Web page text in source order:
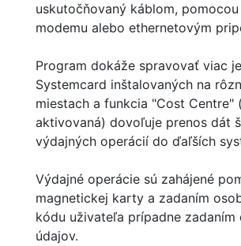
uskutočňovaný káblom,
modemu alebo ethernetovým
Program dokáže spravovať viac
Systemcard inštalovaných na
miestach a funkcia "Cost Centre"
aktivovaná) dovoľuje prenos dát
výdajných operácií do ďaľších
Výdajné operácie sú zahájené
magnetickej karty a zadaním
kódu uživateľa prípadne zadaním
údajov.